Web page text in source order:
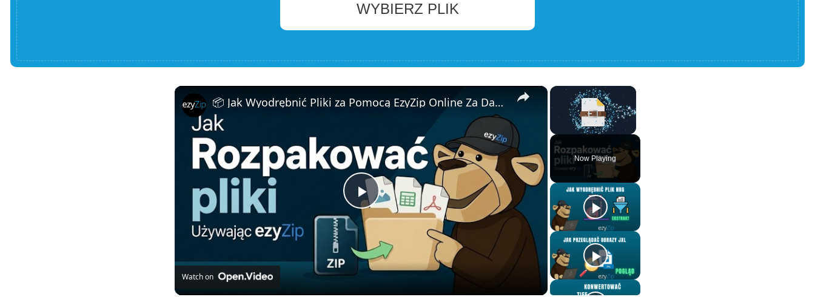
WYBIERZ PLIK
×
Now Playing
×
Play
Video
📦 Jak Wyodrębnić Pliki za Pomocą EzyZip Online Za Darmo | Bez Instalacji Oprogramowania
Watch on